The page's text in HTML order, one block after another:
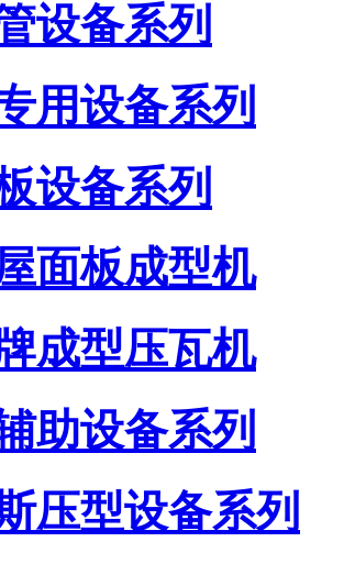
设备系列
用设备系列
设备系列
面板成型机
成型压瓦机
助设备系列
压型设备系列